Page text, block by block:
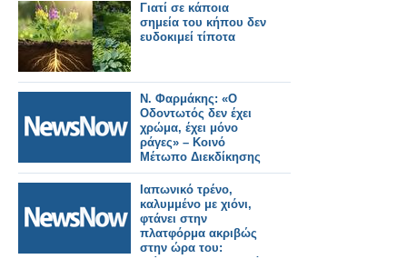
Γιατί σε κάποια
σημεία του κήπου δεν
ευδοκιμεί τίποτα
Ν. Φαρμάκης: «Ο
Οδοντωτός δεν έχει
χρώμα, έχει μόνο
ράγες» – Κοινό
Μέτωπο Διεκδίκησης
Ιαπωνικό τρένο,
καλυμμένο με χιόνι,
φτάνει στην
πλατφόρμα ακριβώς
στην ώρα του: